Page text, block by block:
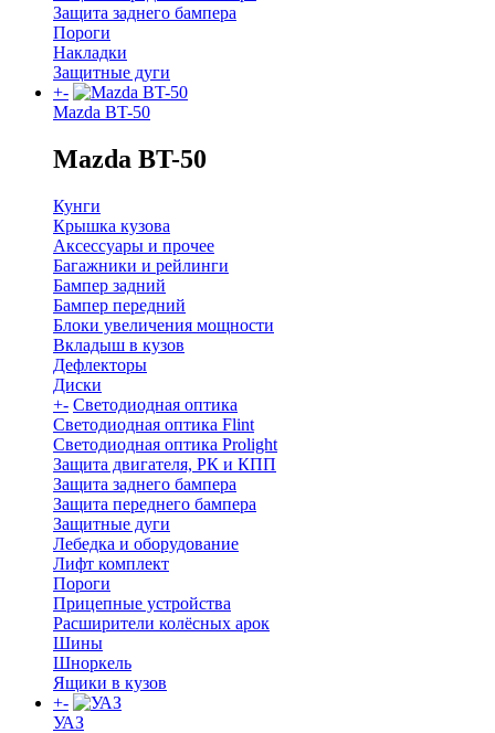
Защита заднего бампера
Пороги
Накладки
Защитные дуги
+-
Mazda BT-50
Mazda BT-50
Кунги
Крышка кузова
Аксессуары и прочее
Багажники и рейлинги
Бампер задний
Бампер передний
Блоки увеличения мощности
Вкладыш в кузов
Дефлекторы
Диски
+- Светодиодная оптика
Светодиодная оптика Flint
Светодиодная оптика Prolight
Защита двигателя, РК и КПП
Защита заднего бампера
Защита переднего бампера
Защитные дуги
Лебедка и оборудование
Лифт комплект
Пороги
Прицепные устройства
Расширители колёсных арок
Шины
Шноркель
Ящики в кузов
+-
УАЗ